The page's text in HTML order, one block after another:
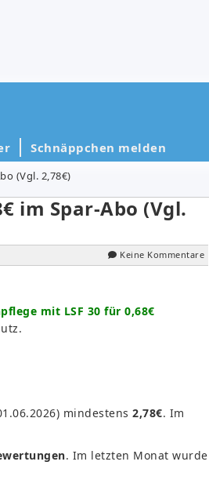
Schnäppchen melden
(Vgl. 2,78€)
im Spar-Abo (Vgl.
Keine Kommentare
mit LSF 30 für 0,68€
mindestens 2,78€. Im
. Im letzten Monat wurde